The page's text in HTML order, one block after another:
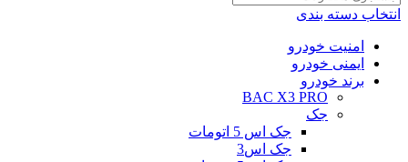
انتخاب دسته بندی
امنیت خودرو
ایمنی خودرو
برند خودرو
BAC X3 PRO
جک
جک اس 5 اتومات
جک اس3